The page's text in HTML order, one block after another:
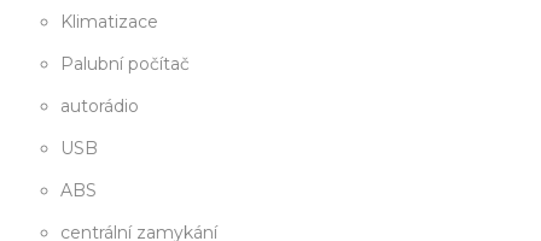
Klimatizace
Palubní počítač
autorádio
USB
ABS
centrální zamykání